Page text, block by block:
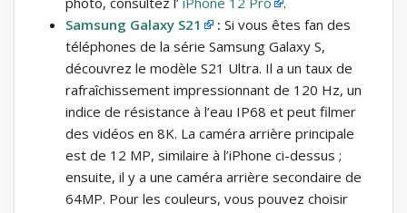
Samsung Galaxy S21
: Si vous êtes fan des
téléphones de la série Samsung Galaxy S,
découvrez le modèle S21 Ultra. Il a un taux de
rafraîchissement impressionnant de 120 Hz, un
indice de résistance à l’eau IP68 et peut filmer
des vidéos en 8K. La caméra arrière principale
est de 12 MP, similaire à l’iPhone ci-dessus ;
ensuite, il y a une caméra arrière secondaire de
64MP. Pour les couleurs, vous pouvez choisir